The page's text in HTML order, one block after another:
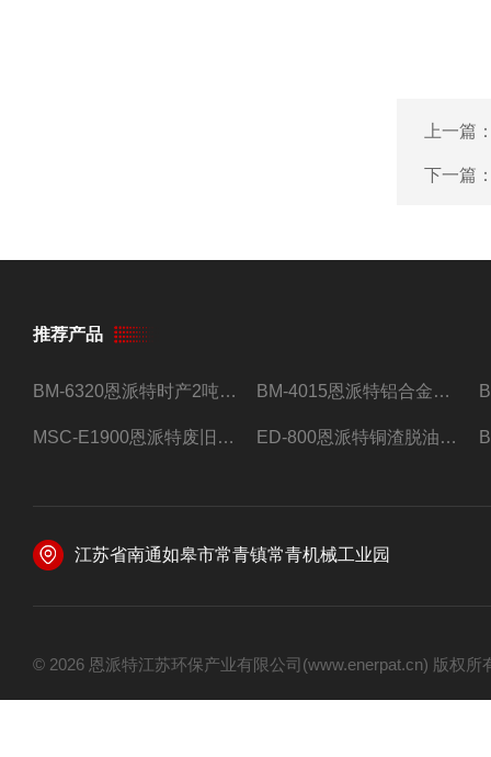
上一篇
下一篇
推荐产品
BM-6320恩派特时产2吨合金钢屑压饼机 BM-4015恩派特铝合金屑压饼机 脱油效果好
MSC-E1900恩派特废旧锂电池极片破碎处理设备 ED-800恩派特铜渣脱油机废铜屑铝屑甩油机
江苏省南通如皋市常青镇常青机械工业园
© 2026 恩派特江苏环保产业有限公司(www.enerpat.cn) 版权